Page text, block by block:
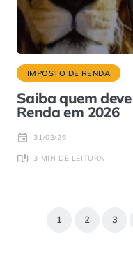
IMPOSTO DE RENDA
Saiba quem
Renda em 2026
31/03/26
3 MIN DE LEITURA
1 2 3